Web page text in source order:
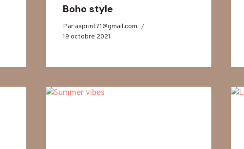
Boho style
Parasprint71@gmail.com
19 octobre 2021